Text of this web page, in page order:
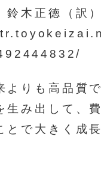
鈴木正徳（訳）
よりも高品質
生み出して、
とで大きく成